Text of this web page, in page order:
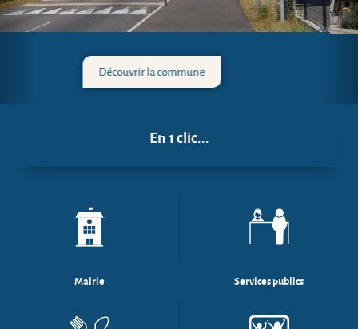
La mairie
En 1 clic...
Mairie Services publics